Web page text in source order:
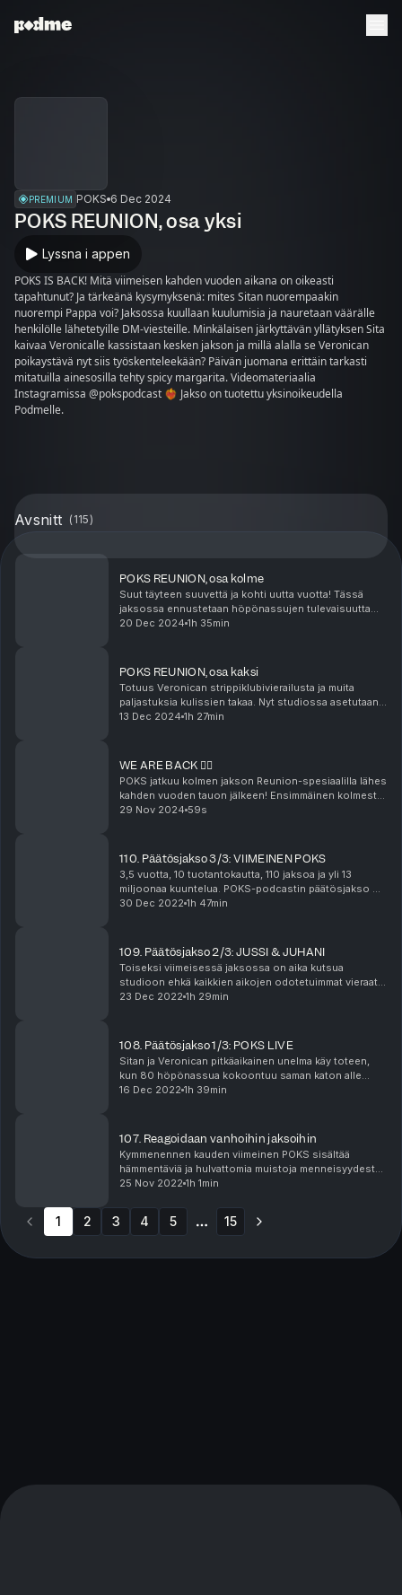
PREMIUM POKS 6 Dec 2024
POKS REUNION, osa yksi
Lyssna i appen
POKS IS BACK! Mitä viimeisen kahden vuoden aikana on oikeasti
tapahtunut? Ja tärkeänä kysymyksenä: mites Sitan nuorempaakin
nuorempi Pappa voi? Jaksossa kuullaan kuulumisia ja nauretaan väärälle
henkilölle lähetetyille DM-viesteille. Minkälaisen järkyttävän yllätyksen Sita
kaivaa Veronicalle kassistaan kesken jakson ja millä alalla se Veronican
poikaystävä nyt siis työskenteleekään? Päivän juomana erittäin tarkasti
mitatuilla ainesosilla tehty spicy margarita. Videomateriaalia
Instagramissa @pokspodcast ❤️‍🔥 Jakso on tuotettu yksinoikeudella
Podmelle.
Avsnitt ( 115)
POKS REUNION, osa kolme
Suut täyteen suuvettä ja kohti uutta vuotta! Tässä
jaksossa ennustetaan höpönassujen tulevaisuutta
horoskooppien muodossa, pohditaan
20 Dec 2024 1h 35min
POKS REUNION, osa kaksi
Totuus Veronican strippiklubivierailusta ja muita
paljastuksia kulissien takaa. Nyt studiossa asetutaan
tärkeiden aiheiden äärelle! Veronica on vihdoin
13 Dec 2024 1h 27min
WE ARE BACK ❤️‍🔥
POKS jatkuu kolmen jakson Reunion-spesiaalilla lähes
kahden vuoden tauon jälkeen! Ensimmäinen kolmesta
jaksosta poksahtaa ulos itsenäisyyspäivänä 6.12. Sita
29 Nov 2024 59s
110. Päätösjakso 3/3: VIIMEINEN POKS
3,5 vuotta, 10 tuotantokautta, 110 jaksoa ja yli 13
miljoonaa kuuntelua. POKS-podcastin päätösjakso on
perinteinen uudenvuoden-spesöl ei-niin-perinteisillä
30 Dec 2022 1h 47min
109. Päätösjakso 2/3: JUSSI & JUHANI
Toiseksi viimeisessä jaksossa on aika kutsua
studioon ehkä kaikkien aikojen odotetuimmat vieraat:
Juhani ja Jussi! Miehet paljastavat, miten Veronica ja
23 Dec 2022 1h 29min
108. Päätösjakso 1/3: POKS LIVE
Sitan ja Veronican pitkäaikainen unelma käy toteen,
kun 80 höpönassua kokoontuu saman katon alle
tekemään POKS-jaksoa liveäänityksen merkeissä.
16 Dec 2022 1h 39min
107. Reagoidaan vanhoihin jaksoihin
Kymmenennen kauden viimeinen POKS sisältää
hämmentäviä ja hulvattomia muistoja menneisyydestä.
Muistavatko Veronica ja Sita enää, mitä ensimmäisillä
25 Nov 2022 1h 1min
1 2 3 4 5 15